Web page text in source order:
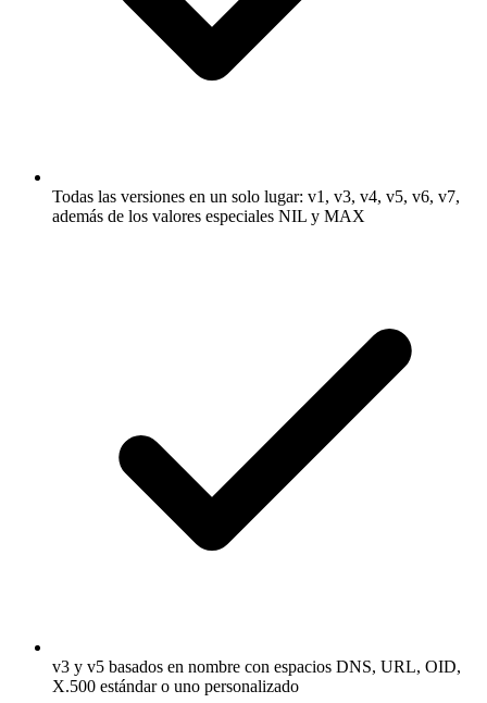
Todas las versiones en un solo lugar: v1, v3, v4, v5, v6, v7,
además de los valores especiales NIL y MAX
v3 y v5 basados en nombre con espacios DNS, URL, OID,
X.500 estándar o uno personalizado